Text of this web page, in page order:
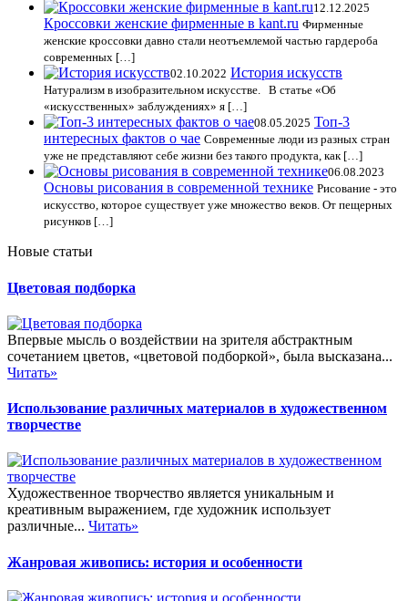
12.12.2025
Кроссовки женские фирменные в kant.ru Фирменные
женские кроссовки давно стали неотъемлемой частью гардероба
современных […]
02.10.2022 История искусств
Натурализм в изобразительном искусстве. В статье «Об
«искусственных» заблуждениях» я […]
08.05.2025 Топ-3
интересных фактов о чае Современные люди из разных стран
уже не представляют себе жизни без такого продукта, как […]
06.08.2023
Основы рисования в современной технике Рисование - это
искусство, которое существует уже множество веков. От пещерных
рисунков […]
Новые статьи
Цветовая подборка
Впервые мысль о воздействии на зрителя абстрактным
сочетанием цветов, «цветовой подборкой», была высказана...
Читать»
Использование различных материалов в художественном
творчестве
Художественное творчество является уникальным и
креативным выражением, где художник использует
различные... Читать»
Жанровая живопись: история и особенности